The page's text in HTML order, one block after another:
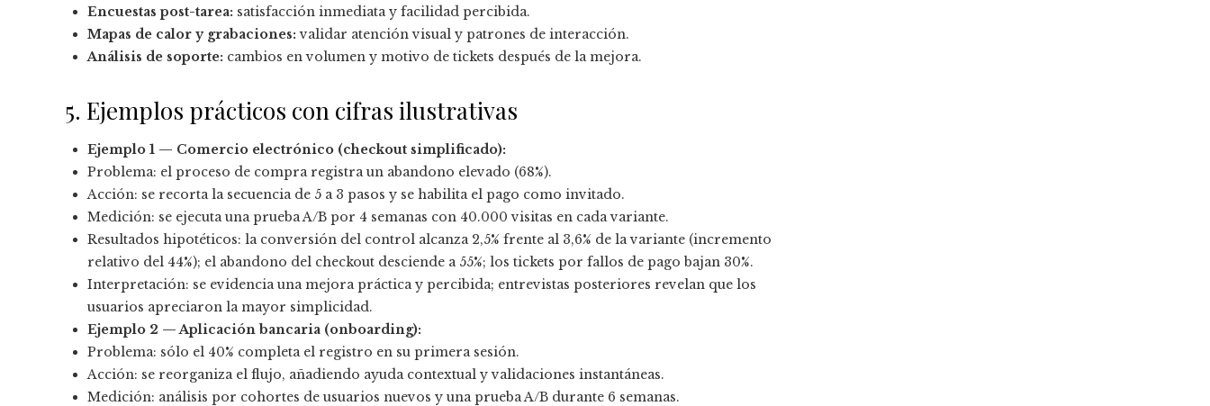
Encuestas post-tarea: satisfacción inmediata y facilidad percibida.
Mapas de calor y grabaciones: validar atención visual y patrones de interacción.
Análisis de soporte: cambios en volumen y motivo de tickets después de la mejora.
5. Ejemplos prácticos con cifras ilustrativas
Ejemplo 1 — Comercio electrónico (checkout simplificado):
Problema: el proceso de compra registra un abandono elevado (68%).
Acción: se recorta la secuencia de 5 a 3 pasos y se habilita el pago como invitado.
Medición: se ejecuta una prueba A/B por 4 semanas con 40.000 visitas en cada variante.
Resultados hipotéticos: la conversión del control alcanza 2,5% frente al 3,6% de la variante (incremento
relativo del 44%); el abandono del checkout desciende a 55%; los tickets por fallos de pago bajan 30%.
Interpretación: se evidencia una mejora práctica y percibida; entrevistas posteriores revelan que los
usuarios apreciaron la mayor simplicidad.
Ejemplo 2 — Aplicación bancaria (onboarding):
Problema: sólo el 40% completa el registro en su primera sesión.
Acción: se reorganiza el flujo, añadiendo ayuda contextual y validaciones instantáneas.
Medición: análisis por cohortes de usuarios nuevos y una prueba A/B durante 6 semanas.